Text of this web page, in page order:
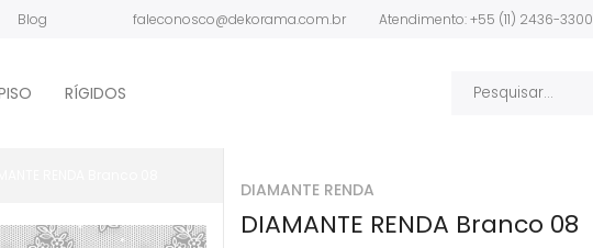
Blog faleconosco@dekorama.com.br Atendimento: +55 (11) 2436-3300
RÍGIDOS
DIAMANTE RENDA
DIAMANTE RENDA Branco 08